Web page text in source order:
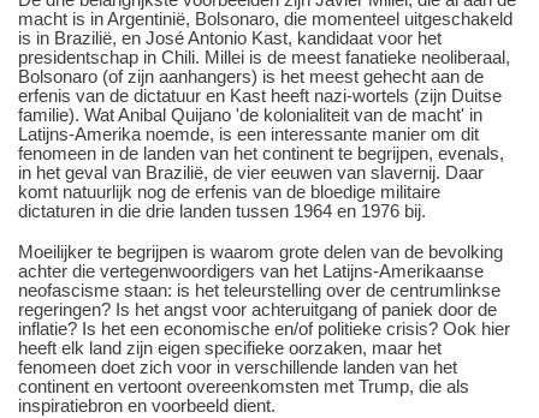
macht is in Argentinië, Bolsonaro, die momenteel uitgeschakeld
is in Brazilië, en José Antonio Kast, kandidaat voor het
presidentschap in Chili. Millei is de meest fanatieke neoliberaal,
Bolsonaro (of zijn aanhangers) is het meest gehecht aan de
erfenis van de dictatuur en Kast heeft nazi-wortels (zijn Duitse
familie). Wat Anibal Quijano 'de kolonialiteit van de macht' in
Latijns-Amerika noemde, is een interessante manier om dit
fenomeen in de landen van het continent te begrijpen, evenals,
in het geval van Brazilië, de vier eeuwen van slavernij. Daar
komt natuurlijk nog de erfenis van de bloedige militaire
dictaturen in die drie landen tussen 1964 en 1976 bij.
Moeilijker te begrijpen is waarom grote delen van de bevolking
achter die vertegenwoordigers van het Latijns-Amerikaanse
neofascisme staan: is het teleurstelling over de centrumlinkse
regeringen? Is het angst voor achteruitgang of paniek door de
inflatie? Is het een economische en/of politieke crisis? Ook hier
heeft elk land zijn eigen specifieke oorzaken, maar het
fenomeen doet zich voor in verschillende landen van het
continent en vertoont overeenkomsten met Trump, die als
inspiratiebron en voorbeeld dient.